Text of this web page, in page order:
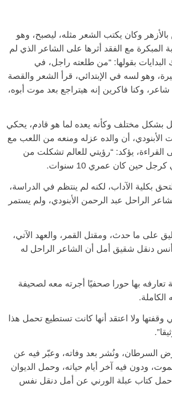
وكان يكتب الشعر مثله، ليصبح، وهو
مع الفقد أثرها على الشاعر الذي لم
البدايات بقولها: “من طلعته راجل، في
وهو لسه في الإبتدائي، قرأ الشعر والقصة
وكنا فاكرين إنه هيتراجع بعد موت أبوه،
بشكل مختلف وكأنه يعده لما هو قادم، يحكي
الراحلة عطيات الأبنودي، أن والده عزله ومنعه من اللعب مع
القراءة، يؤكد: “رؤيتي للعالم تشكلت من
حين كان عمري 10 سنوات.
بكلية الآداب، لكنه لم ينتظم في الدراسة،
الراحل عبد الرحمن الأبنودي، ولم يستمر
على ما حدث، ومقتل القمر، والعهد الآتي،
حرب البسوس، وأوراق الغرفة 8، ويؤكد أنس دنقل شقيق أمل أن الشاعر الراحل له
تعارفه بها حورا صحفيًا أجرته معه لصحيفة
الكاملة.
ولا اعتقد أنها كانت تستطيع تحمل هذا
يصارع مرض السرطان، ونُشر بعد وفاته، وعبّر فيه عن
ودون فيه آخر أيام حياته، وحمل الديوان
حمل كتاب عبلة الورني عن أمل دنقل نفس
الرئيسية ناس وناس
مقعد شاغر على مائدة الإفطار.. يحيى
حسين عبدالهادي فارس مقاومة
21 فبراير، 2026
فقيه